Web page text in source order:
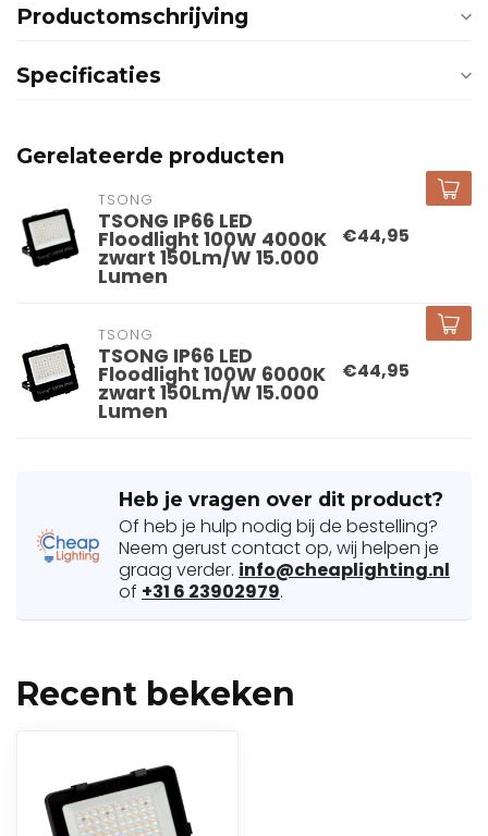
Productomschrijving
Specificaties
Gerelateerde producten
TSONG
TSONG IP66 LED
Floodlight 100W 4000K
zwart 150Lm/W 15.000
Lumen
€44,95
TSONG
TSONG IP66 LED
Floodlight 100W 6000K
zwart 150Lm/W 15.000
Lumen
€44,95
Heb je vragen over dit product?
Of heb je hulp nodig bij de bestelling?
Neem gerust contact op, wij helpen je
graag verder. info@cheaplighting.nl
of +31 6 23902979.
Recent bekeken